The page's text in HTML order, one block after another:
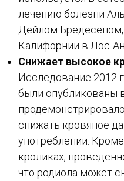
лечению болезни
Дейлом
Калифорнии в Лос-
Снижает высокое
Исследование 2012
были опубликованы
снижать кровяное
употреблении.
кроликах,
что родиола может